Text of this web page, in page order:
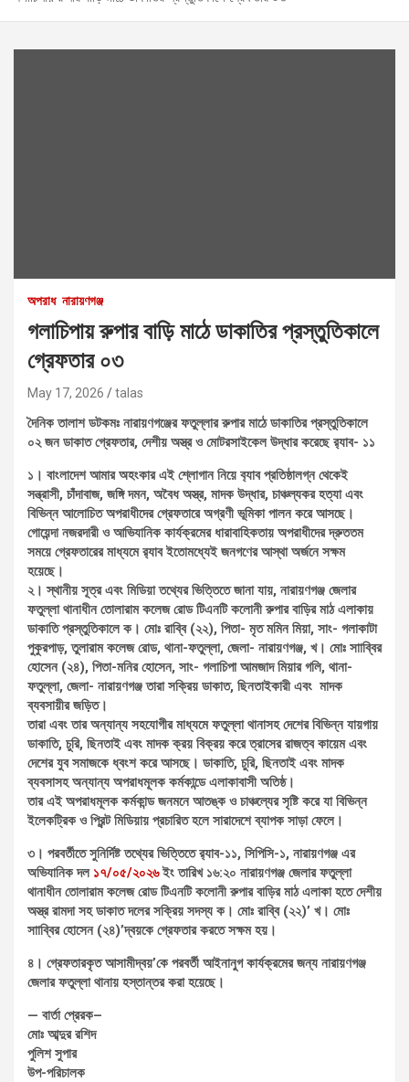
অপরাধ নারায়ণগঞ্জ
গলাচিপায় রুপার বাড়ি মাঠে ডাকাতির প্রস্তুতিকালে
গ্রেফতার ০৩
May 17, 2026 talas
দৈনিক তালাশ ডটকমঃ নারায়ণগঞ্জের ফতুল্লার রুপার মাঠে ডাকাতির প্রস্তুতিকালে
০২ জন ডাকাত গ্রেফতার, দেশীয় অস্ত্র ও মোটরসাইকেল উদ্ধার করেছে র‌্যাব- ১১
১। বাংলাদেশ আমার অহংকার এই শ্লোগান নিয়ে ব‍্যাব প্রতিষ্ঠালগ্ন থেকেই
সন্ত্রাসী, চাঁদাবাজ, জঙ্গি দমন, অবৈধ অস্ত্র, মাদক উদ্ধার, চাঞ্চল্যকর হত্যা এবং
বিভিন্ন আলোচিত অপরাধীদের গ্রেফতারে অগ্রণী ভূমিকা পালন করে আসছে।
গোয়েন্দা নজরদারী ও আভিযানিক কার্যক্রমের ধারাবাহিকতায় অপরাধীদের দ্রুততম
সময়ে গ্রেফতারের মাধ্যমে র‍্যাব ইতোমধ্যেই জনগণের আস্থা অর্জনে সক্ষম
হয়েছে।
২। স্থানীয় সূত্র এবং মিডিয়া তথ্যের ভিত্তিতে জানা যায়, নারায়ণগঞ্জ জেলার
ফতুল্লা থানাধীন তোলারাম কলেজ রোড টিএনটি কলোনী রুপার বাড়ির মাঠ এলাকায়
ডাকাতি প্রস্তুতিকালে ক। মোঃ রাব্বি (২২), পিতা- মৃত মমিন মিয়া, সাং- গলাকাটা
পুকুরপাড়, তুলারাম কলেজ রোড, থানা-ফতুল্লা, জেলা- নারায়ণগঞ্জ, খ। মোঃ সাাব্বির
হোসেন (২৪), পিতা-মনির হোসেন, সাং- গলাচিপা আমজাদ মিয়ার গলি, থানা-
ফতুল্লা, জেলা- নারায়ণগঞ্জ তারা সক্রিয় ডাকাত, ছিনতাইকারী এবং মাদক
ব্যবসায়ীর জড়িত।
তারা এবং তার অন্যান্য সহযোগীর মাধ্যমে ফতুল্লা থানাসহ দেশের বিভিন্ন যায়গায়
ডাকাতি, চুরি, ছিনতাই এবং মাদক ক্রয় বিক্রয় করে ত্রাসের রাজত্ব কায়েম এবং
দেশের যুব সমাজকে ধ্বংশ করে আসছে। ডাকাতি, চুরি, ছিনতাই এবং মাদক
ব্যবসাসহ অন্যান্য অপরাধমূলক কর্মকান্ডে এলাকাবাসী অতিষ্ঠ।
তার এই অপরাধমূলক কর্মকান্ড জনমনে আতঙ্ক ও চাঞ্চল্যের সৃষ্টি করে যা বিভিন্ন
ইলেকট্রিক ও প্রিন্ট মিডিয়ায় প্রচারিত হলে সারাদেশে ব্যাপক সাড়া ফেলে।
৩। পরবর্তীতে সুনির্দিষ্ট তথ্যের ভিত্তিতে র‌্যাব-১১, সিপিসি-১, নারায়ণগঞ্জ এর
অভিযানিক দল ১৭/০৫/২০২৬ইং তারিখ ১৬:২০ নারায়ণগঞ্জ জেলার ফতুল্লা
থানাধীন তোলারাম কলেজ রোড টিএনটি কলোনী রুপার বাড়ির মাঠ এলাকা হতে দেশীয়
অস্ত্র রামদা সহ ডাকাত দলের সক্রিয় সদস্য ক। মোঃ রাব্বি (২২)’ খ। মোঃ
সাাব্বির হোসেন (২৪)’দ্বয়কে গ্রেফতার করতে সক্ষম হয়।
৪। গ্রেফতারকৃত আসামীদ্বয়’কে পরবর্তী আইনানুগ কার্যক্রমের জন্য নারায়ণগঞ্জ
জেলার ফতুল্লা থানায় হস্তান্তর করা হয়েছে।
— বার্তা প্রেরক–
মোঃ আব্দুর রশিদ
পুলিশ সুপার
উপ-পরিচালক